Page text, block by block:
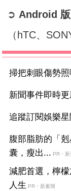
➲ Android 版
（hTC、
掃把刺眼傷勢
新聞事件即時
追蹤訂閱娛樂
腹部脂肪的「
囊，瘦出... PR・新
減肥首選，檸
人生 PR・新素簡